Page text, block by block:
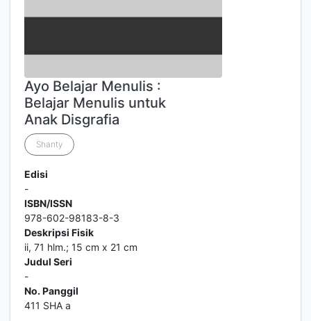
Ayo Belajar Menulis :
Belajar Menulis untuk
Anak Disgrafia
Shanty
Edisi
-
ISBN/ISSN
978-602-98183-8-3
Deskripsi Fisik
ii, 71 hlm.; 15 cm x 21 cm
Judul Seri
-
No. Panggil
411 SHA a